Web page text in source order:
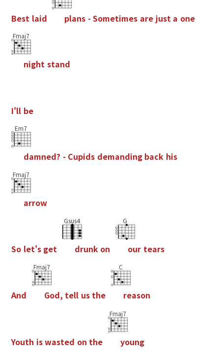
Best laid plans - Sometimes are just a one
Fmaj7
night stand
I'll be
Em7
damned? - Cupids demanding back his
Fmaj7
arrow
So let's get
Gsus4
drunk on
G
our tears
And
Fmaj7
God, tell us the
C
reason
Youth iswasted on the
Fmaj7
young